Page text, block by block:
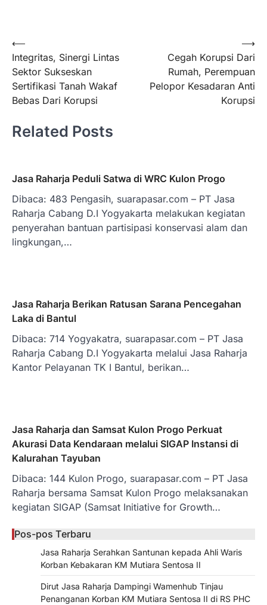
Navigasi
pos
⟵
Integritas, Sinergi Lintas
Sektor Sukseskan
Sertifikasi Tanah Wakaf
Bebas Dari Korupsi
Cegah Korupsi Dari
Rumah, Perempuan
Pelopor Kesadaran Anti
Korupsi
⟶
Related Posts
Jasa Raharja Peduli Satwa di WRC Kulon Progo
Dibaca: 483 Pengasih, suarapasar.com – PT Jasa
Raharja Cabang D.I Yogyakarta melakukan kegiatan
penyerahan bantuan partisipasi konservasi alam dan
lingkungan,…
Jasa Raharja Berikan Ratusan Sarana Pencegahan
Laka di Bantul
Dibaca: 714 Yogyakatra, suarapasar.com – PT Jasa
Raharja Cabang D.I Yogyakarta melalui Jasa Raharja
Kantor Pelayanan TK I Bantul, berikan…
Jasa Raharja dan Samsat Kulon Progo Perkuat
Akurasi Data Kendaraan melalui SIGAP Instansi di
Kalurahan Tayuban
Dibaca: 144 Kulon Progo, suarapasar.com – PT Jasa
Raharja bersama Samsat Kulon Progo melaksanakan
kegiatan SIGAP (Samsat Initiative for Growth…
Pos-pos Terbaru
Jasa Raharja Serahkan Santunan kepada Ahli Waris
Korban Kebakaran KM Mutiara Sentosa II
Dirut Jasa Raharja Dampingi Wamenhub Tinjau
Penanganan Korban KM Mutiara Sentosa II di RS PHC